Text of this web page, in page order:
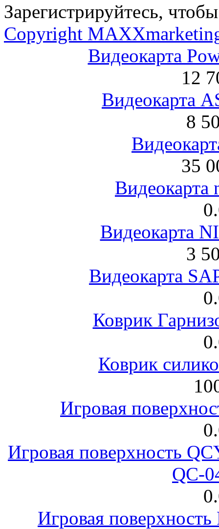
Зарегистрируйтесь,
Copyright
Видеокарта
12
Видеокарта
8
35
Видеокарта
Видеокарта
3
Видеокарта
Коврик
Коврик
Игровая
Игровая поверхность
QC-
Игровая